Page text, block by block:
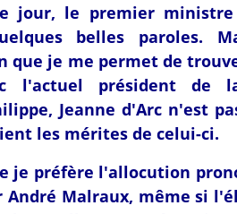
jour, le premier ministre
belles paroles.
que je me permet de
l'actuel président de
Jeanne d'Arc n'est
les mérites de celui-ci.
je préfère l'allocution
André Malraux, même si